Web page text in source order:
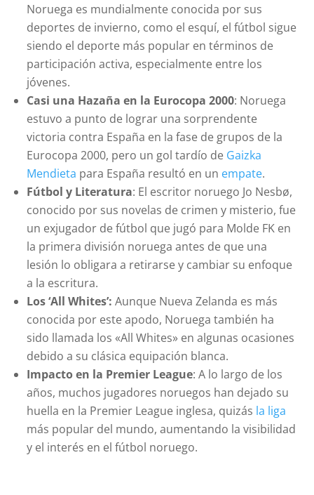
Noruega es mundialmente conocida por sus
deportes de invierno, como el esquí, el fútbol sigue
siendo el deporte más popular en términos de
participación activa, especialmente entre los
jóvenes.
Casi una Hazaña en la Eurocopa 2000: Noruega
estuvo a punto de lograr una sorprendente
victoria contra España en la fase de grupos de la
Eurocopa 2000, pero un gol tardío de Gaizka
Mendieta para España resultó en un empate.
Fútbol y Literatura: El escritor noruego Jo Nesbø,
conocido por sus novelas de crimen y misterio, fue
un exjugador de fútbol que jugó para Molde FK en
la primera división noruega antes de que una
lesión lo obligara a retirarse y cambiar su enfoque
a la escritura.
Los ‘All Whites’: Aunque Nueva Zelanda es más
conocida por este apodo, Noruega también ha
sido llamada los «All Whites» en algunas ocasiones
debido a su clásica equipación blanca.
Impacto en la Premier League: A lo largo de los
años, muchos jugadores noruegos han dejado su
huella en la Premier League inglesa, quizás la liga
más popular del mundo, aumentando la visibilidad
y el interés en el fútbol noruego.